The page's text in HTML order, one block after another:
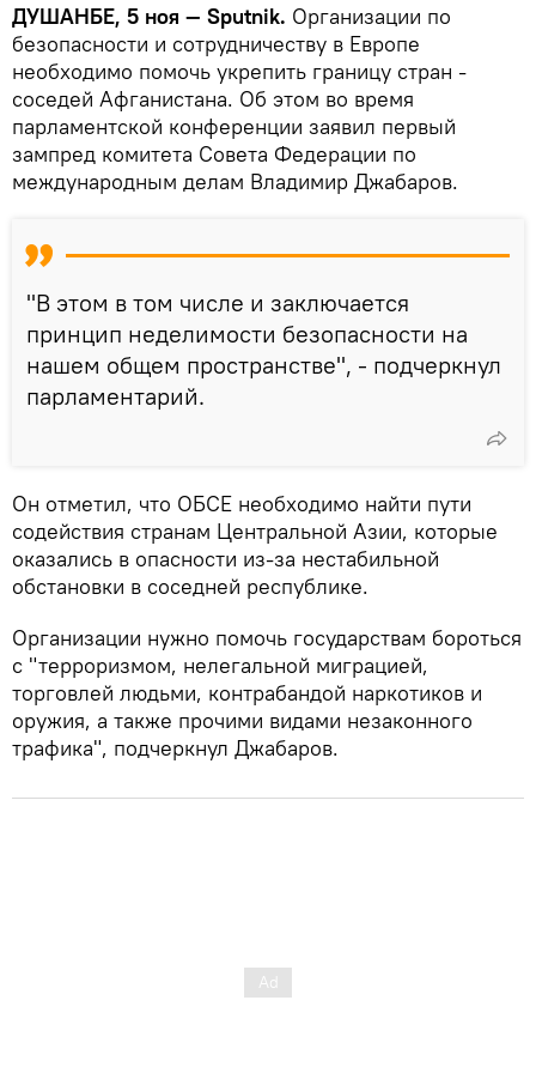
ДУШАНБЕ, 5 ноя — Sputnik. Организации по
безопасности и сотрудничеству в Европе
необходимо помочь укрепить границу стран -
соседей Афганистана. Об этом во время
парламентской конференции заявил первый
зампред комитета Совета Федерации по
международным делам Владимир Джабаров.
"В этом в том числе и заключается
принцип неделимости безопасности на
нашем общем пространстве", - подчеркнул
парламентарий.
Он отметил, что ОБСЕ необходимо найти пути
содействия странам Центральной Азии, которые
оказались в опасности из-за нестабильной
обстановки в соседней республике.
Организации нужно помочь государствам бороться
с "терроризмом, нелегальной миграцией,
торговлей людьми, контрабандой наркотиков и
оружия, а также прочими видами незаконного
трафика", подчеркнул Джабаров.